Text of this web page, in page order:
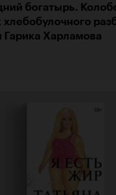
богатырь.
хлебобулочного
Гарика Харламова